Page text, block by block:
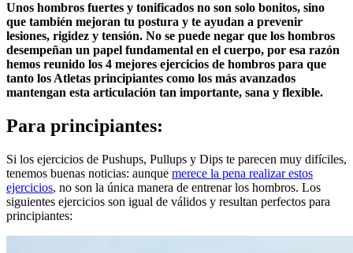
Unos hombros fuertes y tonificados no son solo bonitos, sino
que también mejoran tu postura y te ayudan a prevenir
lesiones, rigidez y tensión. No se puede negar que los hombros
desempeñan un papel fundamental en el cuerpo, por esa razón
hemos reunido los 4 mejores ejercicios de hombros para que
tanto los Atletas principiantes como los más avanzados
mantengan esta articulación tan importante, sana y flexible.
Para principiantes:
Si los ejercicios de Pushups, Pullups y Dips te parecen muy difíciles,
tenemos buenas noticias: aunque merece la pena realizar estos
ejercicios, no son la única manera de entrenar los hombros. Los
siguientes ejercicios son igual de válidos y resultan perfectos para
principiantes: